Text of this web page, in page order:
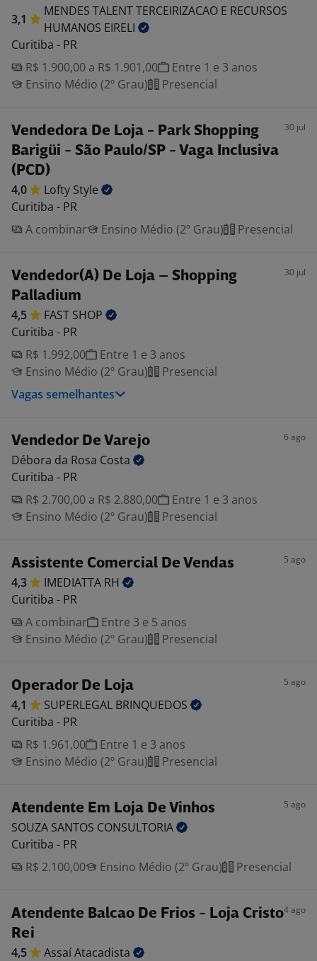
3,1
MENDES TALENT TERCEIRIZACAO E RECURSOS
HUMANOS EIRELI
Curitiba - PR
R$ 1.900,00 a R$ 1.901,00
Entre 1 e 3 anos
Ensino Médio (2º Grau)
Presencial
Vendedora De Loja - Park Shopping
Barigüi - São Paulo/SP - Vaga Inclusiva
(PCD)
30 jul
4,0 Lofty Style
Curitiba - PR
A combinar
Ensino Médio (2º Grau) Presencial
Vendedor(A) De Loja – Shopping
Palladium
30 jul
4,5 FAST SHOP
Curitiba - PR
R$ 1.992,00
Entre 1 e 3 anos
Ensino Médio (2º Grau)
Presencial
Vagas semelhantes
Vendedor De Varejo 6 ago
Débora da Rosa Costa
Curitiba - PR
R$ 2.700,00 a R$ 2.880,00
Entre 1 e 3 anos
Ensino Médio (2º Grau)
Presencial
Assistente Comercial De Vendas 5 ago
4,3 IMEDIATTA RH
Curitiba - PR
A combinar
Entre 3 e 5 anos
Ensino Médio (2º Grau)
Presencial
Operador De Loja 5 ago
4,1 SUPERLEGAL BRINQUEDOS
Curitiba - PR
R$ 1.961,00
Entre 1 e 3 anos
Ensino Médio (2º Grau)
Presencial
Atendente Em Loja De Vinhos 5 ago
SOUZA SANTOS CONSULTORIA
Curitiba - PR
R$ 2.100,00
Ensino Médio (2º Grau) Presencial
Atendente Balcao De Frios - Loja Cristo
Rei
4 ago
4,5 AssaíAtacadista